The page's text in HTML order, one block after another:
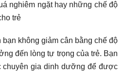
nghiêm ngặt hay những chế độ
trẻ
bạn không giảm cân bằng chế độ
đến lòng tự trọng của trẻ. Bạn
chuyên gia dinh dưỡng để được